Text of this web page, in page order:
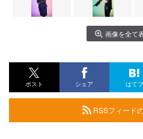
画像を全て
ポスト シェア はてブ
RSSフィード